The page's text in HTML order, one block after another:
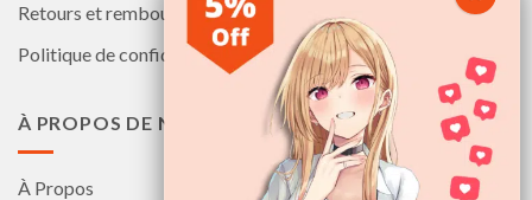
Retours et remboursements
Politique de confidentialité
À PROPOS DE NOUS
À Propos